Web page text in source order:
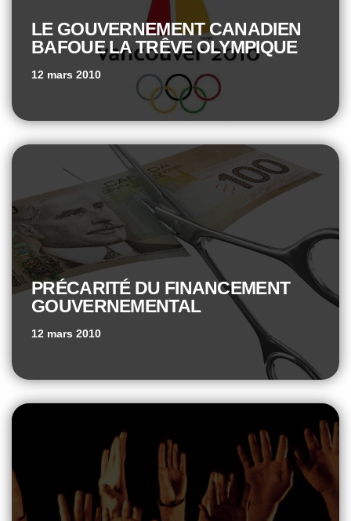
LE GOUVERNEMENT CANADIEN
BAFOUE LA TRÊVE OLYMPIQUE
12 mars 2010
PRÉCARITÉ DU FINANCEMENT
GOUVERNEMENTAL
12 mars 2010